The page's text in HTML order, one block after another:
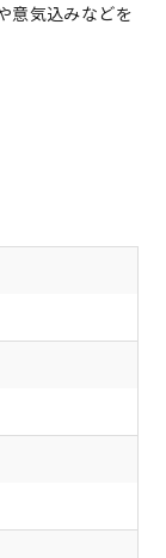
意気込みなどを